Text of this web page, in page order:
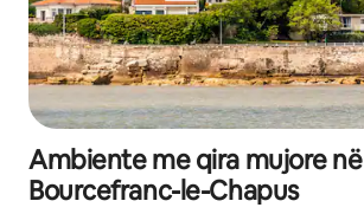
Ambiente me qira mujore në
Bourcefranc-le-Chapus